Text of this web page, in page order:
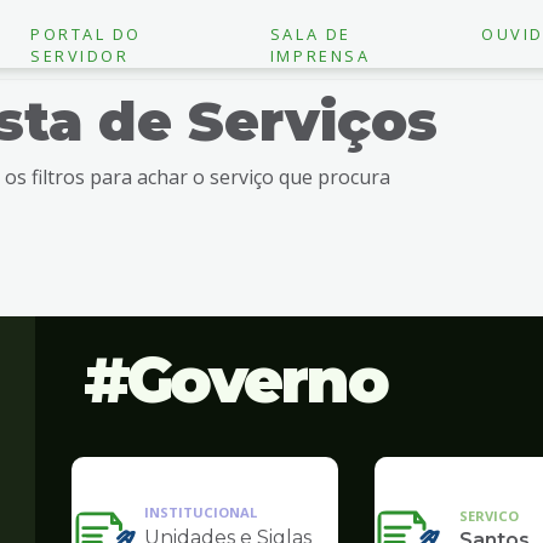
PORTAL DO
SERVIDOR
SALA DE
IMPRENSA
de Serviços
os filtros para achar o serviço que procura
Governo
INSTITUCIONAL
Unidades e Siglas
SERVICO